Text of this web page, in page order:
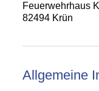
Feuerwehrhaus
82494 Krün
Allgemeine